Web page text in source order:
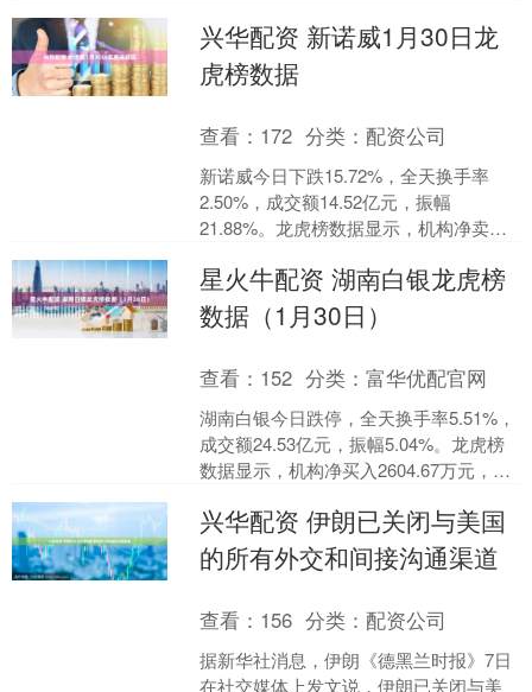
兴华配资 新诺威1月30日龙
虎榜数据
查看： 172 分类：配资公司
新诺威今日下跌15.72%，全天换手率
2.50%，成交额14.52亿元，振幅
21.88%。龙虎榜数据显示，机构净卖出
星火牛配资 湖南白银龙虎榜
数据（1月30日）
查看： 152 分类：富华优配官网
湖南白银今日跌停，全天换手率5.51%，
成交额24.53亿元，振幅5.04%。龙虎榜
数据显示，机构净买入2604.67万元，营
兴华配资 伊朗已关闭与美国
的所有外交和间接沟通渠道
查看： 156 分类：配资公司
据新华社消息，伊朗《德黑兰时报》7日
在社交媒体上发文说，伊朗已关闭与美